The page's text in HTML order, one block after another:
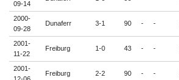
09-14
2000-
09-28
Dunaferr 3-1 90 - -
2001-
11-22
Freiburg 1-0 43 - -
2001-
Freiburg 2-2 90 - -